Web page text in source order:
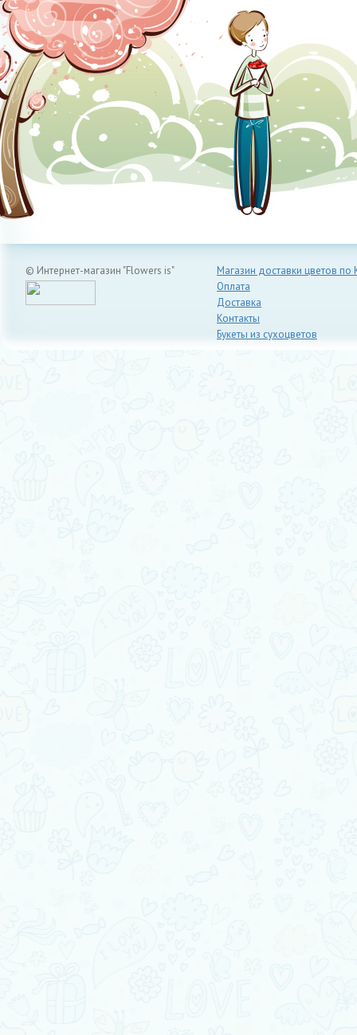
© Интернет-магазин "Flowers is"
Магазин доставки цветов по
Оплата
Доставка
Контакты
Букеты из сухоцветов